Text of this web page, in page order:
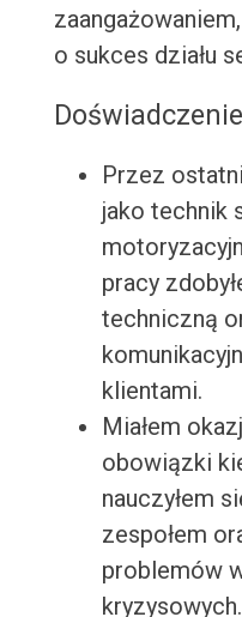
o sukces działu
Przez
jako technik
pracy
techniczną
klientami.
Miałem
obowiązki
nauczyłem
zespołem
problemów
kryzysowych.